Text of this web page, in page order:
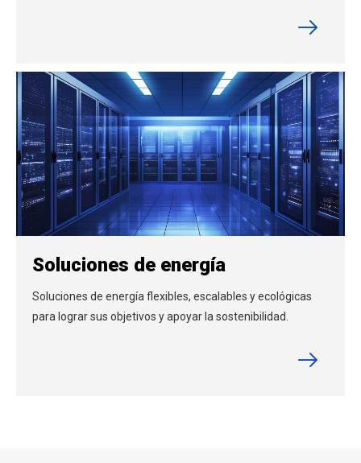
Soluciones de energía
Soluciones de energía flexibles, escalables y ecológicas
para lograr sus objetivos y apoyar la sostenibilidad.